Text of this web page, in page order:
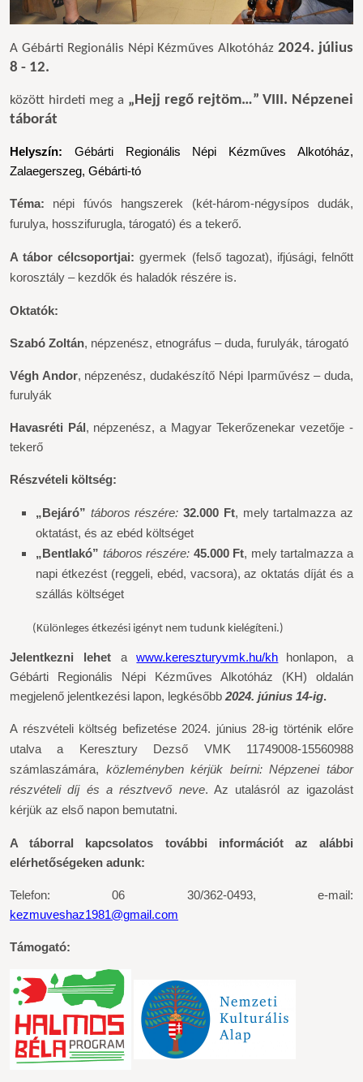
A Gébárti Regionális Népi Kézműves Alkotóház2024. július
8 - 12.
között hirdeti meg a „Hejj regő rejtöm…” VIII. Népzenei
táborát
Helyszín: Gébárti Regionális Népi Kézműves Alkotóház,
Zalaegerszeg, Gébárti-tó
Téma: népi fúvós hangszerek (két-három-négysípos dudák,
furulya, hosszifurugla, tárogató) és a tekerő.
A tábor célcsoportjai:gyermek (felső tagozat), ifjúsági, felnőtt
korosztály – kezdők és haladók részére is.
Oktatók:
Szabó Zoltán, népzenész, etnográfus – duda, furulyák, tárogató
Végh Andor, népzenész, dudakészítő Népi Iparművész – duda,
furulyák
Havasréti Pál , népzenész, a Magyar Tekerőzenekar vezetője -
tekerő
Részvételi költség:
„Bejáró” táboros részére: 32.000 Ft, mely tartalmazza az
oktatást, és az ebéd költséget
„Bentlakó” táboros részére: 45.000 Ft, mely tartalmazza a
napi étkezést (reggeli, ebéd, vacsora), az oktatás díját és a
szállás költséget
(Különleges étkezési igényt nem tudunk kielégíteni.)
Jelentkezni lehetawww.kereszturyvmk.hu/kh
honlapon, a
Gébárti Regionális Népi Kézműves Alkotóház (KH) oldalán
megjelenő jelentkezési lapon, legkésőbb 2024. június 14-ig.
A részvételi költség befizetése 2024. június 28-ig történik előre
utalva a Keresztury Dezső VMK 11749008-15560988
számlaszámára, közleményben kérjük beírni: Népzenei tábor
részvételi díj és a résztvevő neve. Az utalásról az igazolást
kérjük az első napon bemutatni.
A táborral kapcsolatos további információt az alábbi
elérhetőségeken adunk:
Telefon: 06 30/362-0493, e-mail:
kezmuveshaz1981@gmail.com
Támogató: